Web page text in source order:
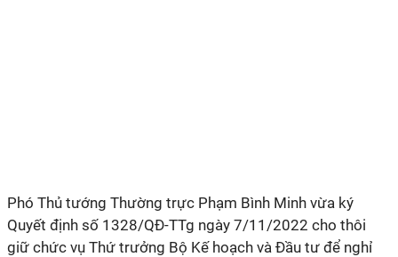
Phó Thủ tướng Thường trực Phạm Bình Minh vừa ký
Quyết định số 1328/QĐ-TTg ngày 7/11/2022 cho thôi
giữ chức vụ Thứ trưởng Bộ Kế hoạch và Đầu tư để nghỉ